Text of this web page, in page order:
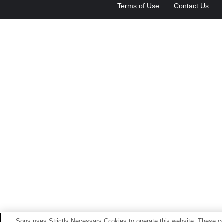
Terms of Use Contact Us